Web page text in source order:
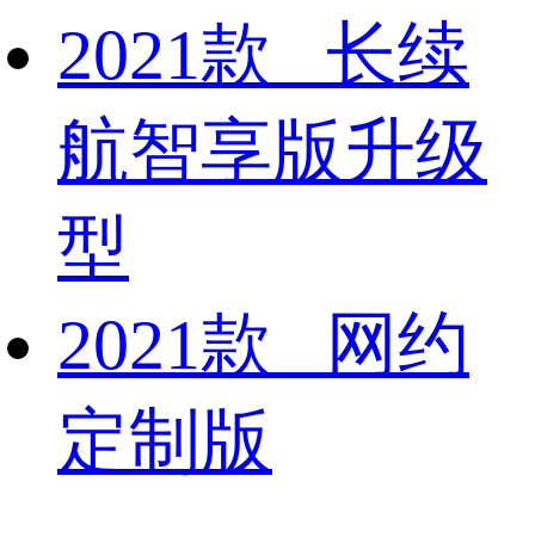
2021款 长续
航智享版升级
型
2021款 网约
定制版